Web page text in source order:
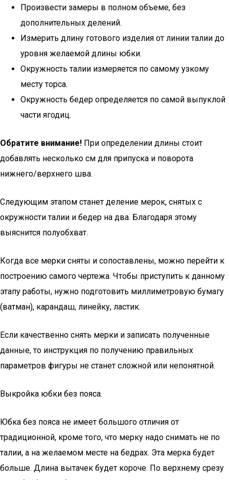
Произвести замеры в полном объеме, без
дополнительных делений.
Измерить длину готового изделия от линии талии до
уровня желаемой длины юбки.
Окружность талии измеряется по самому узкому
месту торса.
Окружность бедер определяется по самой выпуклой
части ягодиц.
Обратите внимание! При определении длины стоит
добавлять несколько см для припуска и поворота
нижнего/верхнего шва.
Следующим этапом станет деление мерок, снятых с
окружности талии и бедер на два. Благодаря этому
выяснится полуобхват.
Когда все мерки сняты и сопоставлены, можно перейти к
построению самого чертежа. Чтобы приступить к данному
этапу работы, нужно подготовить миллиметровую бумагу
(ватман), карандаш, линейку, ластик.
Если качественно снять мерки и записать полученные
данные, то инструкция по получению правильных
параметров фигуры не станет сложной или непонятной.
Выкройка юбки без пояса.
Юбка без пояса не имеет большого отличия от
традиционной, кроме того, что мерку надо снимать не по
талии, а на желаемом месте на бедрах. Эта мерка будет
больше. Длина вытачек будет короче. По верхнему срезу